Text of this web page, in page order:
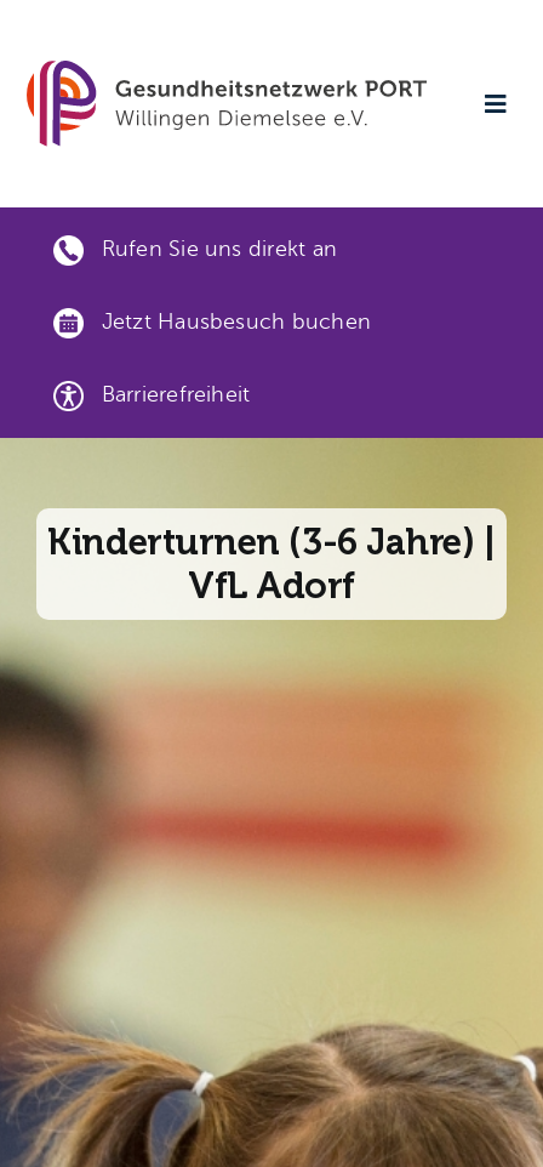
content
Aktuelles
Veranstaltungen
Gesundheitsthemen
Rufen Sie uns direkt an
Jetzt Hausbesuch buchen
Barrierefreiheit
Kinderturnen (3-6 Jahre) |
VfL Adorf